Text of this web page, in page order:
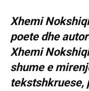
Xhemi
poete dhe
Xhemi
shume e
tekstshkruese,